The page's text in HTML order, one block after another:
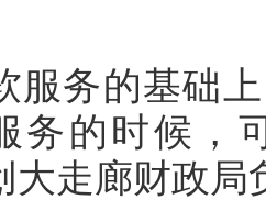
服务的基础
务的时候，
大走廊财政